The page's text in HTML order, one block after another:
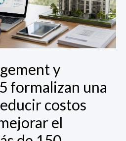
y
formalizan una
costos
el